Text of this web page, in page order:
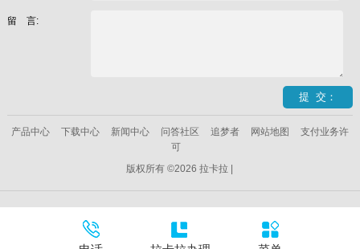
留 言:
产品中心 下载中心 新闻中心 问答社区 追梦者 网站地图
支付业务许
可
版权所有 ©2026 拉卡拉 |